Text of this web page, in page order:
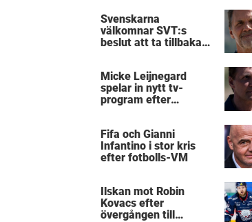
Svenskarna
välkomnar SVT:s
beslut att ta tillbaka
Micke Leijnegard
spelar in nytt tv-
program efter
Fifa och Gianni
Infantino i stor kris
efter fotbolls-VM
Ilskan mot Robin
Kovacs efter
övergången till